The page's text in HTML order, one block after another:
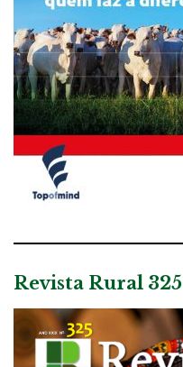
Revista Rural 325